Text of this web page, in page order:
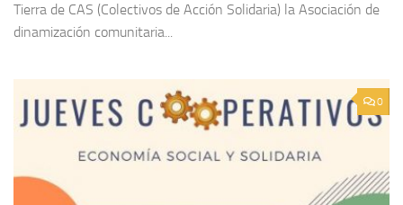
Tierra de CAS (Colectivos de Acción Solidaria) la Asociación de
dinamización comunitaria...
0